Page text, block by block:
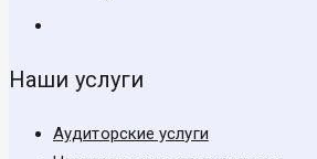
Наши услуги
Аудиторские услуги